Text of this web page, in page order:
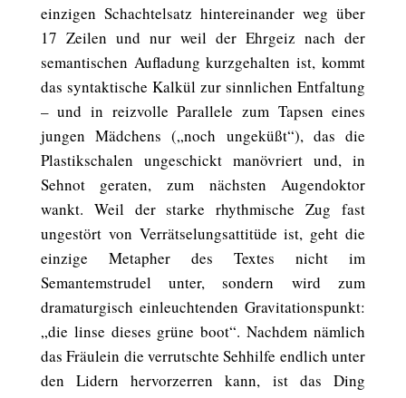
einzigen Schachtelsatz hintereinander weg über
17 Zeilen und nur weil der Ehrgeiz nach der
semantischen Aufladung kurzgehalten ist, kommt
das syntaktische Kalkül zur sinnlichen Entfaltung
– und in reizvolle Parallele zum Tapsen eines
jungen Mädchens („noch ungeküßt“), das die
Plastikschalen ungeschickt manövriert und, in
Sehnot geraten, zum nächsten Augendoktor
wankt. Weil der starke rhythmische Zug fast
ungestört von Verrätselungsattitüde ist, geht die
einzige Metapher des Textes nicht im
Semantemstrudel unter, sondern wird zum
dramaturgisch einleuchtenden Gravitationspunkt:
„die linse dieses grüne boot“. Nachdem nämlich
das Fräulein die verrutschte Sehhilfe endlich unter
den Lidern hervorzerren kann, ist das Ding